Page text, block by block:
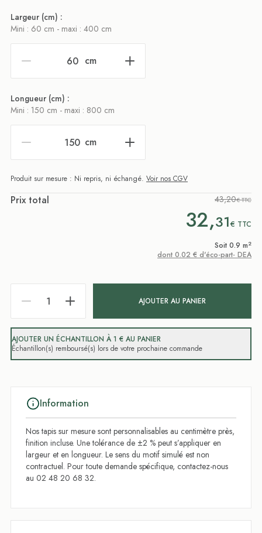
Largeur (cm) :
Mini : 60 cm - maxi : 400 cm
cm
Longueur (cm) :
Mini : 150 cm - maxi : 800 cm
cm
Produit sur mesure : Ni repris, ni échangé. Voir nos CGV
Prix total 43,20€ TTC
32,31€ TTC
Soit 0.9 m2
dont 0.02 € d'éco-part- DEA
AJOUTER AU PANIER
AJOUTER UN ÉCHANTILLON À 1 € AU PANIER
Échantillon(s) remboursé(s) lors de votre prochaine commande
Information
Nos tapis sur mesure sont personnalisables au centimètre près,
finition incluse. Une tolérance de ±2 % peut s’appliquer en
largeur et en longueur. Le sens du motif simulé est non
contractuel. Pour toute demande spécifique, contactez-nous
au 02 48 20 68 32.